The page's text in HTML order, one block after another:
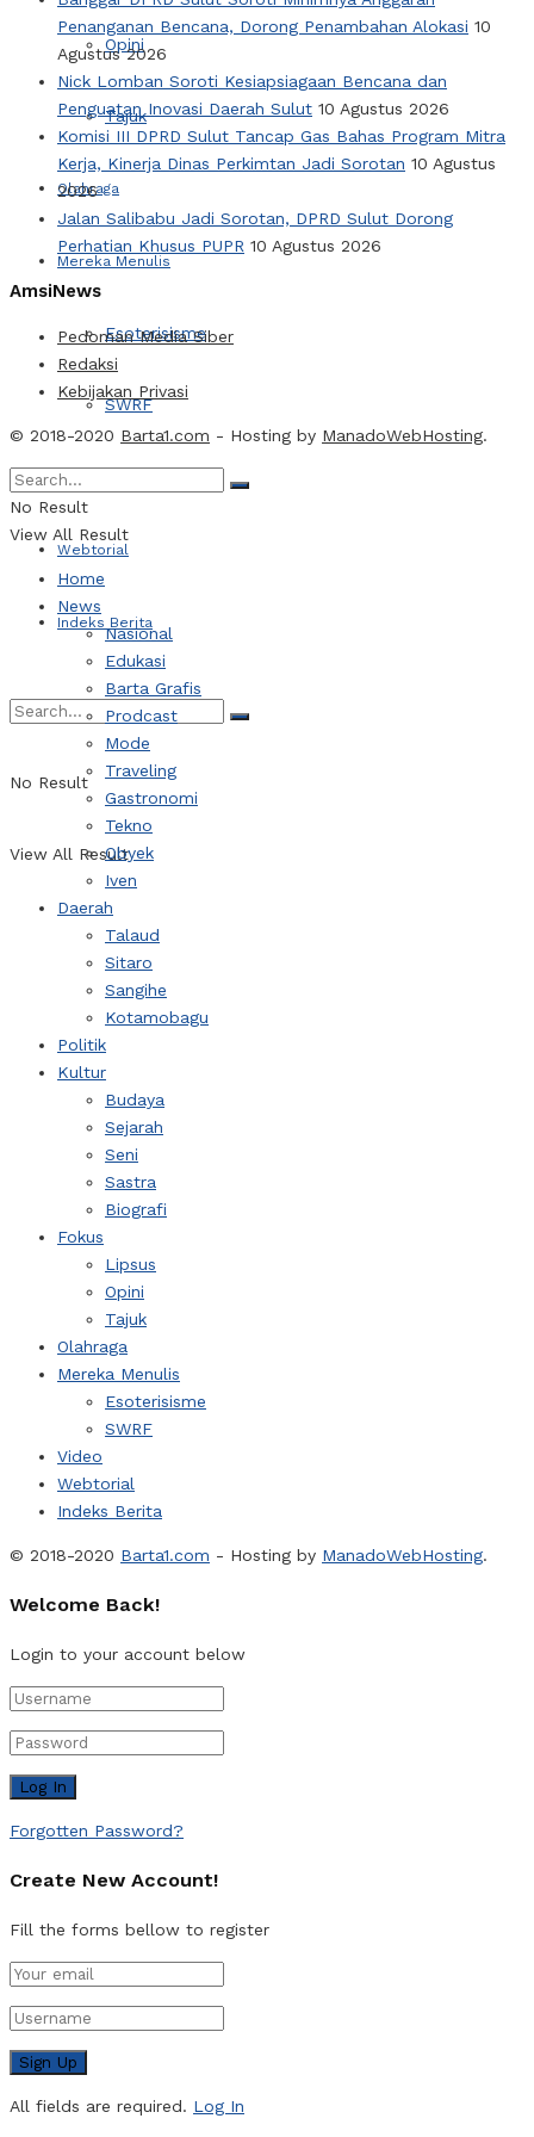
Opini
Tajuk
Olahraga
Mereka Menulis
Esoterisisme
SWRF
Video
Webtorial
Indeks Berita
No Result
View All Result
Penanganan Bencana, Dorong Penambahan Alokasi 10
Agustus 2026
Nick Lomban Soroti Kesiapsiagaan Bencana dan
Penguatan Inovasi Daerah Sulut 10 Agustus 2026
Komisi III DPRD Sulut Tancap Gas Bahas Program Mitra
Kerja, Kinerja Dinas Perkimtan Jadi Sorotan 10 Agustus
2026
Jalan Salibabu Jadi Sorotan, DPRD Sulut Dorong
Perhatian Khusus PUPR 10 Agustus 2026
AmsiNews
Pedoman Media Siber
Redaksi
Kebijakan Privasi
© 2018-2020 Barta1.com - Hosting by ManadoWebHosting.
No Result
View All Result
Home
News
Nasional
Edukasi
Barta Grafis
Prodcast
Mode
Traveling
Gastronomi
Tekno
Obyek
Iven
Daerah
Talaud
Sitaro
Sangihe
Kotamobagu
Politik
Kultur
Budaya
Sejarah
Seni
Sastra
Biografi
Fokus
Lipsus
Opini
Tajuk
Olahraga
Mereka Menulis
Esoterisisme
SWRF
Video
Webtorial
Indeks Berita
© 2018-2020 Barta1.com - Hosting by ManadoWebHosting.
Welcome Back!
Login to your account below
Forgotten Password?
Create New Account!
Fill the forms bellow to register
All fields are required. Log In